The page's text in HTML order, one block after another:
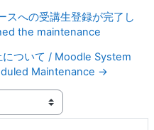
への受講生登録が完了し
the maintenance
ついて / Moodle System
Maintenance →